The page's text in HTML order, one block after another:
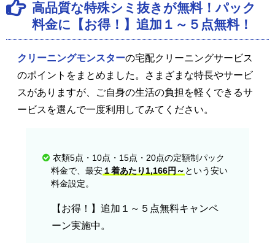
高品質な特殊シミ抜きが無料！パック
料金に【お得！】追加１～５点無料！
クリーニングモンスターの宅配クリーニングサービス
のポイントをまとめました。さまざまな特長やサービ
スがありますが、ご自身の生活の負担を軽くできるサ
ービスを選んで一度利用してみてください。
衣類5点・10点・15点・20点の定額制パック
料金で、最安１着あたり1,166円～ という安い
料金設定。
【お得！】追加１～５点無料キャンペ
ーン実施中。